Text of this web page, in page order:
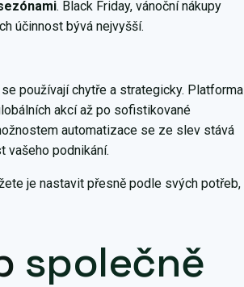
. Black Friday, vánoční nákupy
účinnost bývá nejvyšší.
používají chytře a strategicky. Platforma
akcí až po sofistikované
automatizace se ze slev stává
vašeho podnikání.
je nastavit přesně podle svých potřeb,
společně